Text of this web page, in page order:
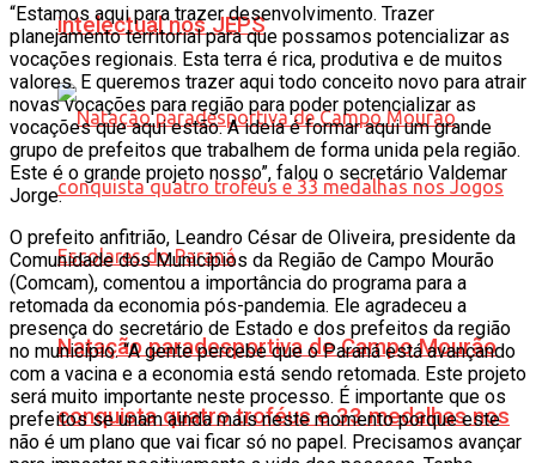
intelectual nos JEPS
Natação paradesportiva de Campo Mourão
conquista quatro troféus e 33 medalhas nos
“Estamos aqui para trazer desenvolvimento. Trazer
planejamento territorial para que possamos potencializar as
vocações regionais. Esta terra é rica, produtiva e de muitos
valores. E queremos trazer aqui todo conceito novo para atrair
novas vocações para região para poder potencializar as
vocações que aqui estão. A ideia é formar aqui um grande
grupo de prefeitos que trabalhem de forma unida pela região.
Este é o grande projeto nosso”, falou o secretário Valdemar
Jorge.
O prefeito anfitrião, Leandro César de Oliveira, presidente da
Comunidade dos Municípios da Região de Campo Mourão
(Comcam), comentou a importância do programa para a
retomada da economia pós-pandemia. Ele agradeceu a
presença do secretário de Estado e dos prefeitos da região
no município. “A gente percebe que o Paraná está avançando
com a vacina e a economia está sendo retomada. Este projeto
será muito importante neste processo. É importante que os
prefeitos se unam ainda mais neste momento porque este
não é um plano que vai ficar só no papel. Precisamos avançar